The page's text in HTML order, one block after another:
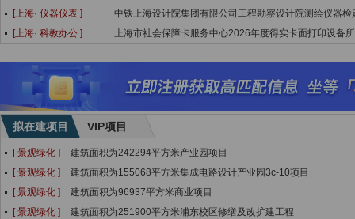
[上海· 仪器仪表 ]
中铁上海设计院集团有限公司工程勘察设计院测绘仪器检
[上海· 科教办公 ] 上海市社会保障卡服务中心2026年度得实卡面打印设备
拟在建项目 VIP项目
[ 景观绿化 ]
建筑面积为242294平方米产业园项目
[ 景观绿化 ]
建筑面积为155068平方米集成电路设计产业园3c-10项目
[ 景观绿化 ]
建筑面积为96937平方米商业项目
[ 景观绿化 ]
建筑面积为251900平方米浦东校区修缮及改扩建工程